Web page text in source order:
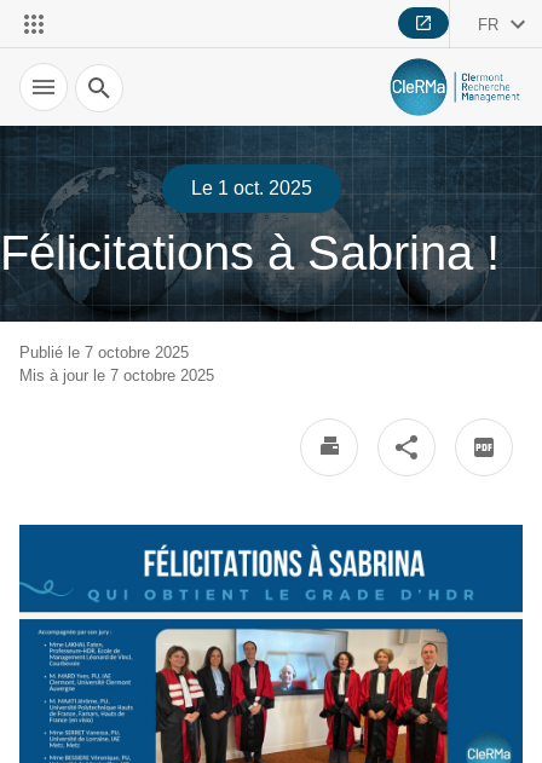
FR
Recherche
Le 1 oct. 2025
Félicitations à Sabrina !
Publié le 7 octobre 2025
Mis à jour le 7 octobre 2025